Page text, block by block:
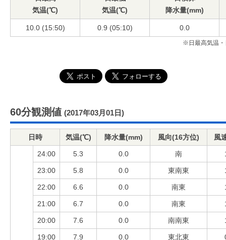
気温(℃)
気温(℃)
降水量(mm)
10.0 (15:50) 0.9 (05:10) 0.0
※日最高気温・
60分観測値 (2017年03月01日)
日時 気温(℃) 降水量(mm) 風向(16方位) 風
24:00 5.3 0.0 南
23:00 5.8 0.0 東南東
22:00 6.6 0.0 南東
21:00 6.7 0.0 南東
20:00 7.6 0.0 南南東
19:00 7.9 0.0 東北東